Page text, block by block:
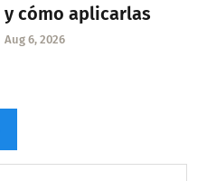
y cómo aplicarlas
Aug 6, 2026